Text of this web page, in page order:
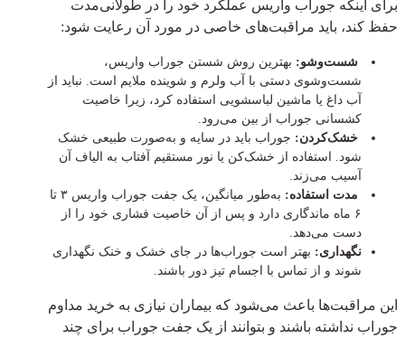
برای اینکه جوراب واریس عملکرد خود را در طولانی‌مدت
حفظ کند، باید مراقبت‌های خاصی در مورد آن رعایت شود:
شست‌وشو: بهترین روش شستن جوراب واریس،
شست‌وشوی دستی با آب ولرم و شوینده ملایم است. نباید از
آب داغ یا ماشین لباسشویی استفاده کرد، زیرا خاصیت
کشسانی جوراب از بین می‌رود.
خشک‌کردن: جوراب باید در سایه و به‌صورت طبیعی خشک
شود. استفاده از خشک‌کن یا نور مستقیم آفتاب به الیاف آن
آسیب می‌زند.
مدت استفاده:
به‌طور میانگین، یک جفت جوراب واریس ۳ تا
۶ ماه ماندگاری دارد و پس از آن خاصیت فشاری خود را از
دست می‌دهد.
نگهداری: بهتر است جوراب‌ها در جای خشک و خنک نگهداری
شوند و از تماس با اجسام تیز دور باشند.
این مراقبت‌ها باعث می‌شود که بیماران نیازی به خرید مداوم
جوراب نداشته باشند و بتوانند از یک جفت جوراب برای چند